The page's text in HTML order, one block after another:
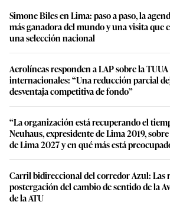
Simone Biles en Lima: paso a paso, la
más ganadora del mundo y una visita que
una selección nacional
Aerolíneas responden a LAP sobre la TUUA
internacionales: “Una reducción parcial
desventaja competitiva de fondo”
“La organización está recuperando el
Neuhaus, expresidente de Lima 2019,
de Lima 2027 y en qué más está
Carril bidireccional del corredor Azul: Las
postergación del cambio de sentido de la
de la ATU